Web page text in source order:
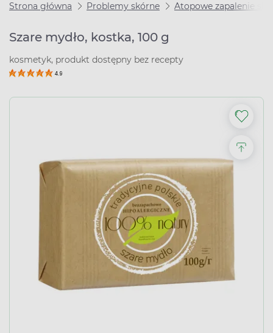
Strona główna Problemy skórne Atopowe zapalenie
Szare mydło, kostka, 100 g
kosmetyk, produkt dostępny bez recepty
4.9